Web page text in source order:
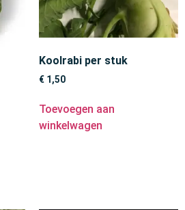
Koolrabi per stuk
€ 1,50
Toevoegen aan
winkelwagen